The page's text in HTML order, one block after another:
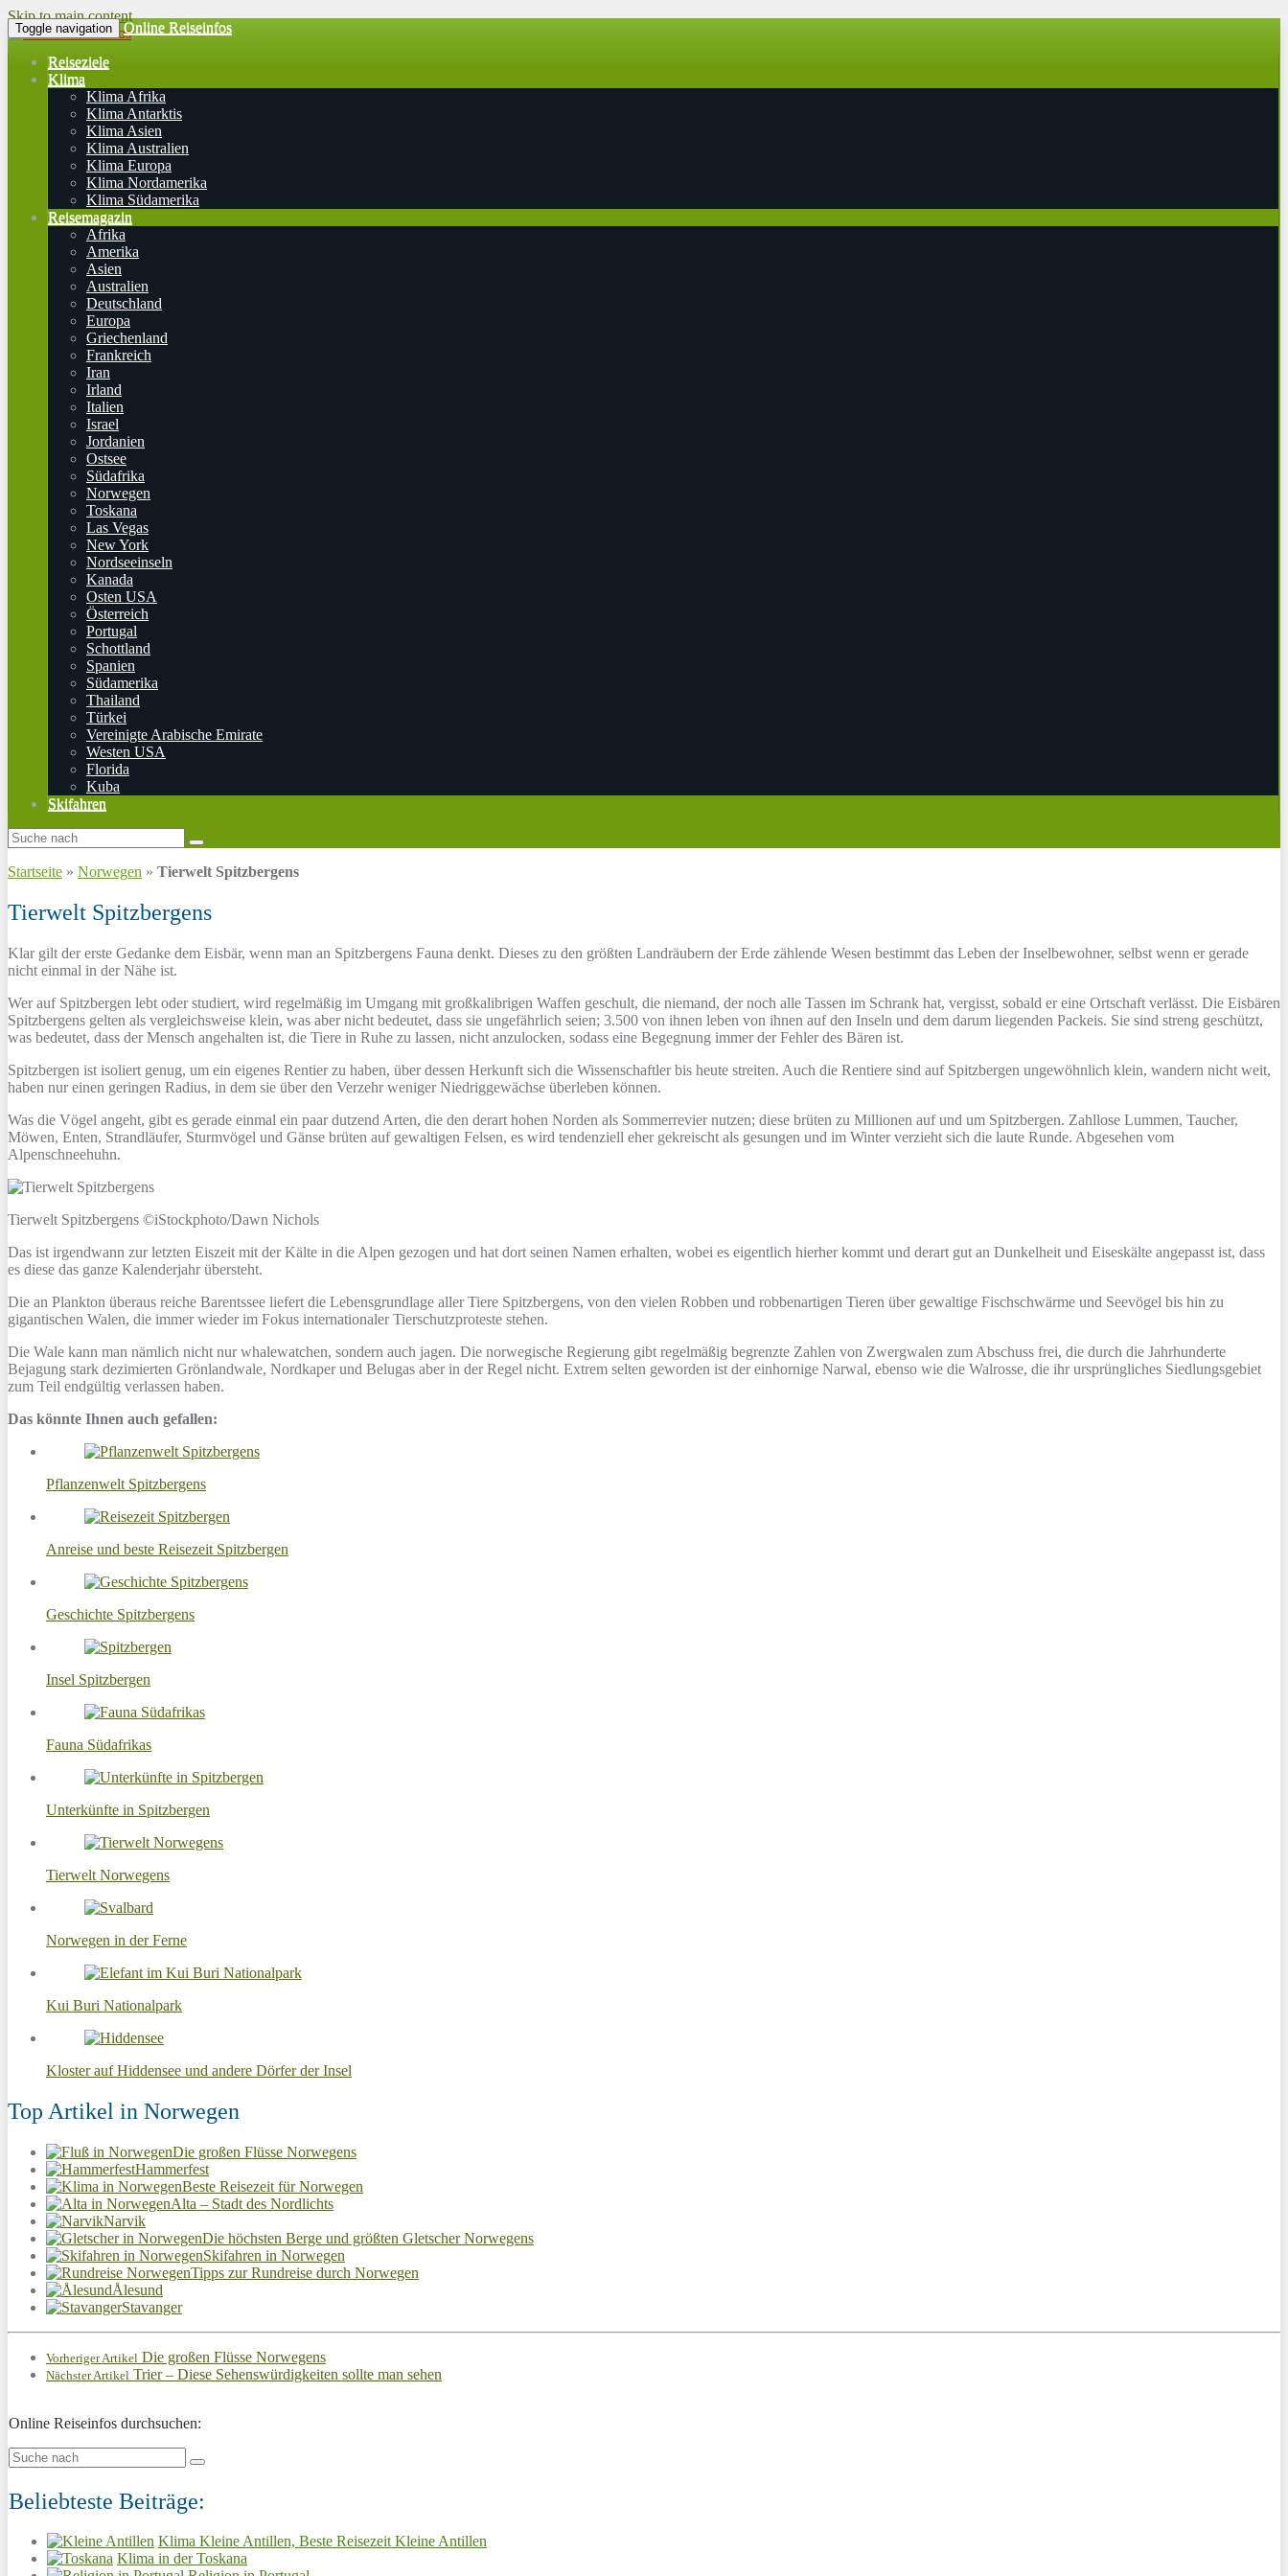
Skip to main content
Toggle navigation Online Reiseinfos
Reiseziele
Klima
Klima Afrika
Klima Antarktis
Klima Asien
Klima Australien
Klima Europa
Klima Nordamerika
Klima Südamerika
Reisemagazin
Afrika
Amerika
Asien
Australien
Deutschland
Europa
Griechenland
Frankreich
Iran
Irland
Italien
Israel
Jordanien
Ostsee
Südafrika
Norwegen
Toskana
Las Vegas
New York
Nordseeinseln
Kanada
Osten USA
Österreich
Portugal
Schottland
Spanien
Südamerika
Thailand
Türkei
Vereinigte Arabische Emirate
Westen USA
Florida
Kuba
Skifahren
Startseite » Norwegen » Tierwelt Spitzbergens
Tierwelt Spitzbergens
Klar gilt der erste Gedanke dem Eisbär, wenn man an Spitzbergens Fauna denkt. Dieses zu den größten Landräubern der Erde zählende Wesen bestimmt das Leben der Inselbewohner, selbst wenn er gerade
nicht einmal in der Nähe ist.
Wer auf Spitzbergen lebt oder studiert, wird regelmäßig im Umgang mit großkalibrigen Waffen geschult, die niemand, der noch alle Tassen im Schrank hat, vergisst, sobald er eine Ortschaft verlässt. Die Eisbären
Spitzbergens gelten als vergleichsweise klein, was aber nicht bedeutet, dass sie ungefährlich seien; 3.500 von ihnen leben von ihnen auf den Inseln und dem darum liegenden Packeis. Sie sind streng geschützt,
was bedeutet, dass der Mensch angehalten ist, die Tiere in Ruhe zu lassen, nicht anzulocken, sodass eine Begegnung immer der Fehler des Bären ist.
Spitzbergen ist isoliert genug, um ein eigenes Rentier zu haben, über dessen Herkunft sich die Wissenschaftler bis heute streiten. Auch die Rentiere sind auf Spitzbergen ungewöhnlich klein, wandern nicht weit,
haben nur einen geringen Radius, in dem sie über den Verzehr weniger Niedriggewächse überleben können.
Was die Vögel angeht, gibt es gerade einmal ein paar dutzend Arten, die den derart hohen Norden als Sommerrevier nutzen; diese brüten zu Millionen auf und um Spitzbergen. Zahllose Lummen, Taucher,
Möwen, Enten, Strandläufer, Sturmvögel und Gänse brüten auf gewaltigen Felsen, es wird tendenziell eher gekreischt als gesungen und im Winter verzieht sich die laute Runde. Abgesehen vom
Alpenschneehuhn.
Tierwelt Spitzbergens ©iStockphoto/Dawn Nichols
Das ist irgendwann zur letzten Eiszeit mit der Kälte in die Alpen gezogen und hat dort seinen Namen erhalten, wobei es eigentlich hierher kommt und derart gut an Dunkelheit und Eiseskälte angepasst ist, dass
es diese das ganze Kalenderjahr übersteht.
Die an Plankton überaus reiche Barentssee liefert die Lebensgrundlage aller Tiere Spitzbergens, von den vielen Robben und robbenartigen Tieren über gewaltige Fischschwärme und Seevögel bis hin zu
gigantischen Walen, die immer wieder im Fokus internationaler Tierschutzproteste stehen.
Die Wale kann man nämlich nicht nur whalewatchen, sondern auch jagen. Die norwegische Regierung gibt regelmäßig begrenzte Zahlen von Zwergwalen zum Abschuss frei, die durch die Jahrhunderte
Bejagung stark dezimierten Grönlandwale, Nordkaper und Belugas aber in der Regel nicht. Extrem selten geworden ist der einhornige Narwal, ebenso wie die Walrosse, die ihr ursprüngliches Siedlungsgebiet
zum Teil endgültig verlassen haben.
Das könnte Ihnen auch gefallen:
Pflanzenwelt Spitzbergens
Anreise und beste Reisezeit Spitzbergen
Geschichte Spitzbergens
Insel Spitzbergen
Fauna Südafrikas
Unterkünfte in Spitzbergen
Tierwelt Norwegens
Norwegen in der Ferne
Kui Buri Nationalpark
Kloster auf Hiddensee und andere Dörfer der Insel
Top Artikel in Norwegen
Die großen Flüsse Norwegens
Hammerfest
Beste Reisezeit für Norwegen
Alta – Stadt des Nordlichts
Narvik
Die höchsten Berge und größten Gletscher Norwegens
Skifahren in Norwegen
Tipps zur Rundreise durch Norwegen
Ålesund
Stavanger
Vorheriger Artikel Die großen Flüsse Norwegens
Nächster Artikel Trier – Diese Sehenswürdigkeiten sollte man sehen
Online Reiseinfos durchsuchen:
Beliebteste Beiträge:
Klima Kleine Antillen, Beste Reisezeit Kleine Antillen
Klima in der Toskana